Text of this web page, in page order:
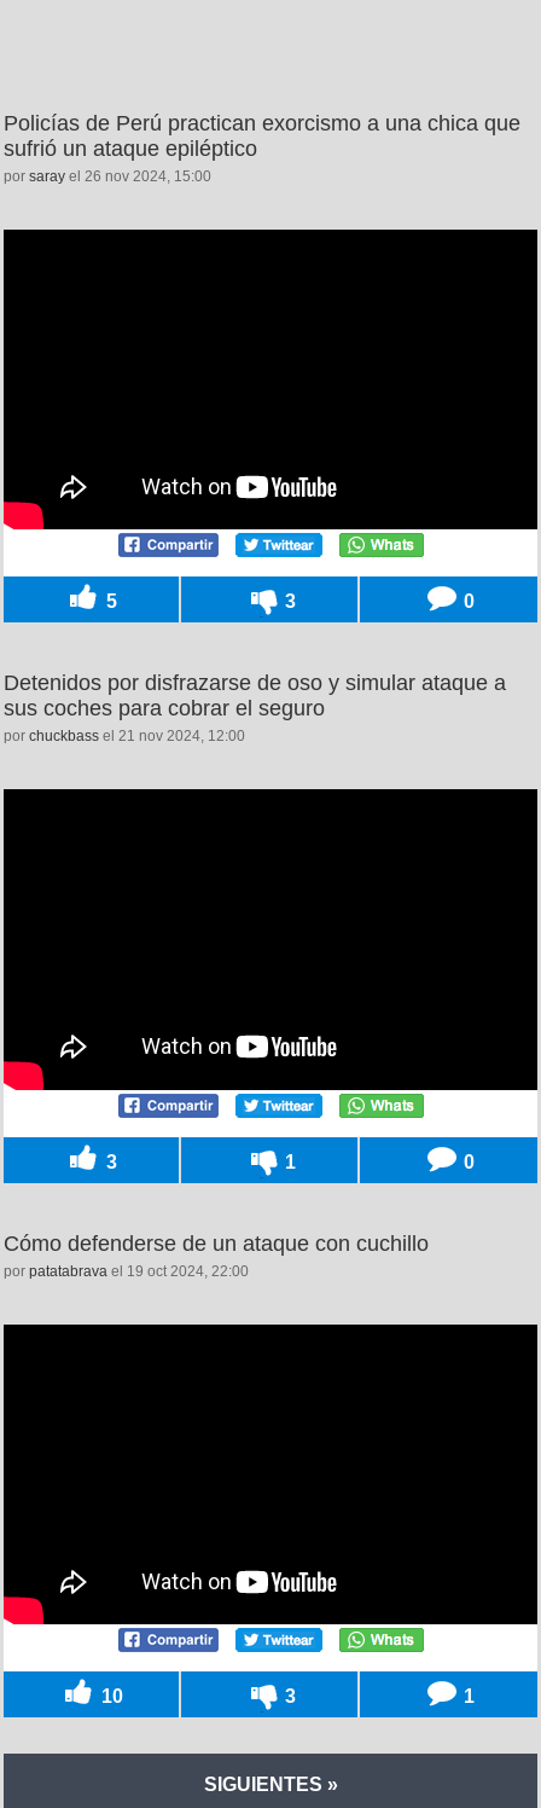
Policías de Perú practican exorcismo a una chica que
sufrió un ataque epiléptico
por saray el 26 nov 2024, 15:00
5 3 0
Detenidos por disfrazarse de oso y simular ataque a
sus coches para cobrar el seguro
por chuckbass el 21 nov 2024, 12:00
3 1 0
Cómo defenderse de un ataque con cuchillo
por patatabrava el 19 oct 2024, 22:00
10 3 1
SIGUIENTES »